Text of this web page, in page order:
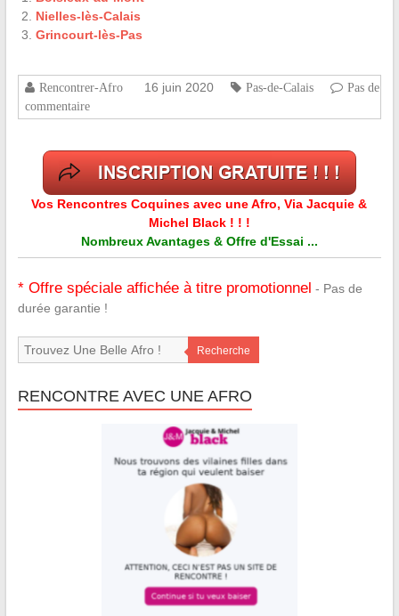
Nielles-lès-Calais
Grincourt-lès-Pas
Rencontrer-Afro 16 juin 2020 Pas-de-Calais
Pas de
commentaire
Vos Rencontres Coquines avec une Afro, Via Jacquie &
Michel Black ! ! !
Nombreux Avantages & Offre d'Essai ...
* Offre spéciale affichée à titre promotionnel - Pas de
durée garantie !
Recherche
RENCONTRE AVEC UNE AFRO